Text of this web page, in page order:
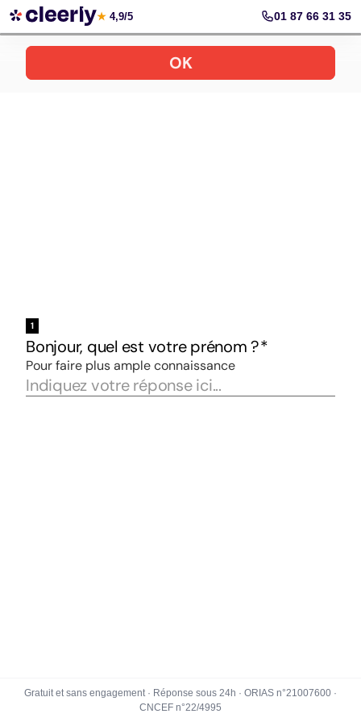
Votre simulation gratuite et personnalisée
★ 4,9/5 01 87 66 31 35
Gratuit et sans engagement · Réponse sous 24h · ORIAS n°21007600 ·
CNCEF n°22/4995